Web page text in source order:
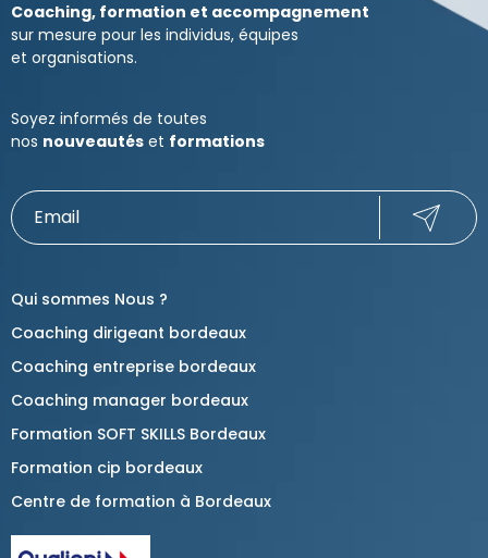
Coaching, formation et accompagnement
sur mesure pour les individus, équipes
et organisations.
Soyez informés de toutes
nos nouveautés et formations
Qui sommes Nous ?
Coaching dirigeant bordeaux
Coaching entreprise bordeaux
Coaching manager bordeaux
Formation SOFT SKILLS Bordeaux
Formation cip bordeaux
Centre de formation à Bordeaux